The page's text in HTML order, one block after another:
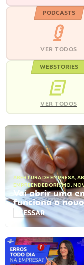
PODCASTS
VER TODOS
WEBSTORIES
VER TODOS
ABERTURA DE EMPRESA,
EMPREENDEDORISMO,
Vai abrir uma
funciona o
ACESSAR